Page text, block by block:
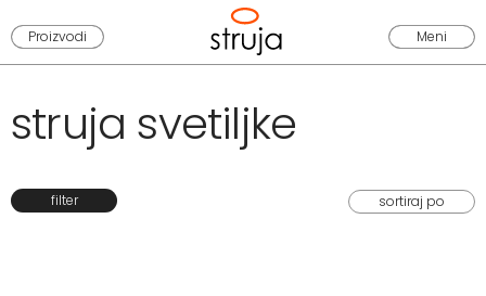
Proizvodi Meni
struja svetiljke
filter